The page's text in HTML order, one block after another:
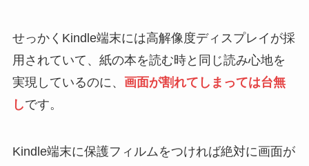
せっかくKindle端末には高解像度ディスプレイが採
用されていて、紙の本を読む時と同じ読み心地を
実現しているのに、 画面が割れてしまっては台無
しです。
Kindle端末に保護フィルムをつければ絶対に画面が